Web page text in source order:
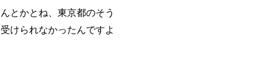
とかとね、東京都のそう
けられなかったんですよ